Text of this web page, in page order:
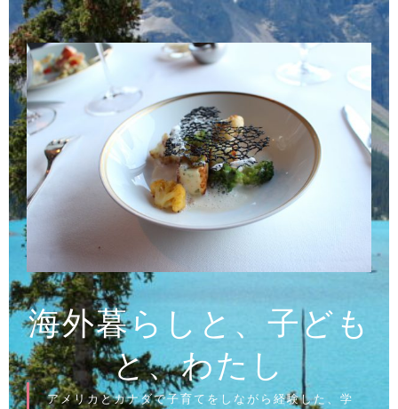
コ
ン
テ
ン
ツ
へ
ス
キ
ッ
プ
海外暮らしと、子ども
と、わたし
アメリカとカナダで子育てをしながら経験した、学